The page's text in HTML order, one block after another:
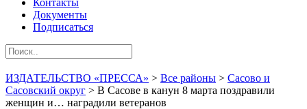
Контакты
Документы
Подписаться
ИЗДАТЕЛЬСТВО «ПРЕССА» > Все районы > Сасово и
Сасовский округ > В Сасове в канун 8 марта поздравили
женщин и… наградили ветеранов